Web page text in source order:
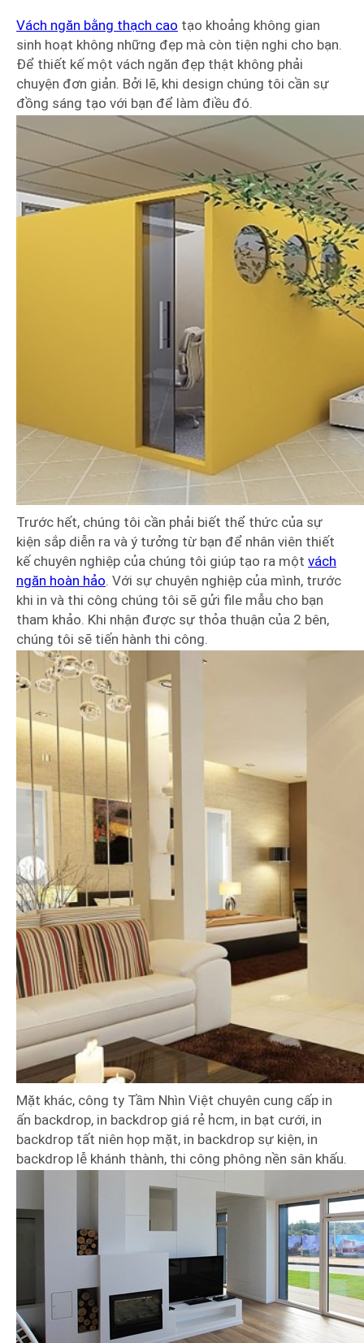
Vách ngăn bằng thạch cao tạo khoảng không gian
sinh hoạt không những đẹp mà còn tiện nghi cho bạn.
Để thiết kế một vách ngăn đẹp thật không phải
chuyện đơn giản. Bởi lẽ, khi design chúng tôi cần sự
đồng sáng tạo với bạn để làm điều đó.
Trước hết, chúng tôi cần phải biết thể thức của sự
kiện sắp diễn ra và ý tưởng từ bạn để nhân viên thiết
kế chuyên nghiệp của chúng tôi giúp tạo ra một vách
ngăn hoàn hảo. Với sự chuyên nghiệp của mình, trước
khi in và thi công chúng tôi sẽ gửi file mẫu cho bạn
tham khảo. Khi nhận được sự thỏa thuận của 2 bên,
chúng tôi sẽ tiến hành thi công.
Mặt khác, công ty Tầm Nhìn Việt chuyên cung cấp in
ấn backdrop, in backdrop giá rẻ hcm, in bạt cưới, in
backdrop tất niên họp mặt, in backdrop sự kiện, in
backdrop lễ khánh thành, thi công phông nền sân khấu.